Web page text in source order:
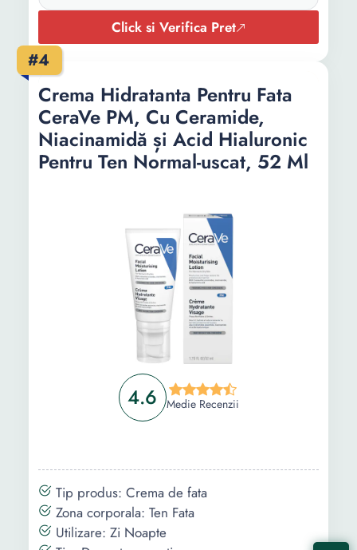
Cantitate: 50 ml
Click si Verifica Pret
#4
4.6 Medie Recenzii
Crema Hidratanta Pentru Fata
CeraVe PM, Cu Ceramide,
Niacinamidă și Acid Hialuronic
Pentru Ten Normal-uscat, 52 Ml
Tip produs: Crema de fata
Zona corporala: Ten Fata
Utilizare: Zi Noapte